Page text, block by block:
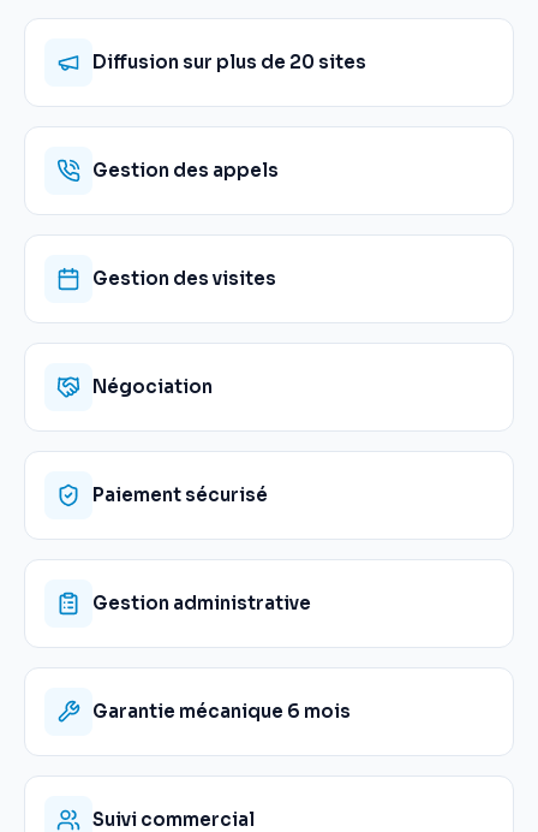
Diffusion sur plus de 20 sites
Gestion des appels
Gestion des visites
Négociation
Paiement sécurisé
Gestion administrative
Garantie mécanique 6 mois
Suivi commercial